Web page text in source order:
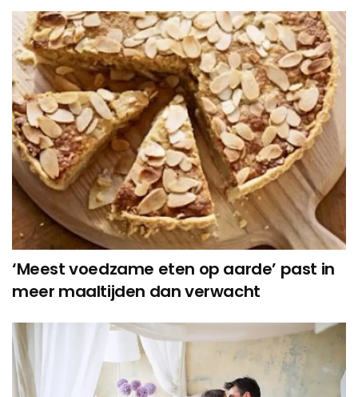
‘Meest voedzame eten op aarde’ past in
meer maaltijden dan verwacht